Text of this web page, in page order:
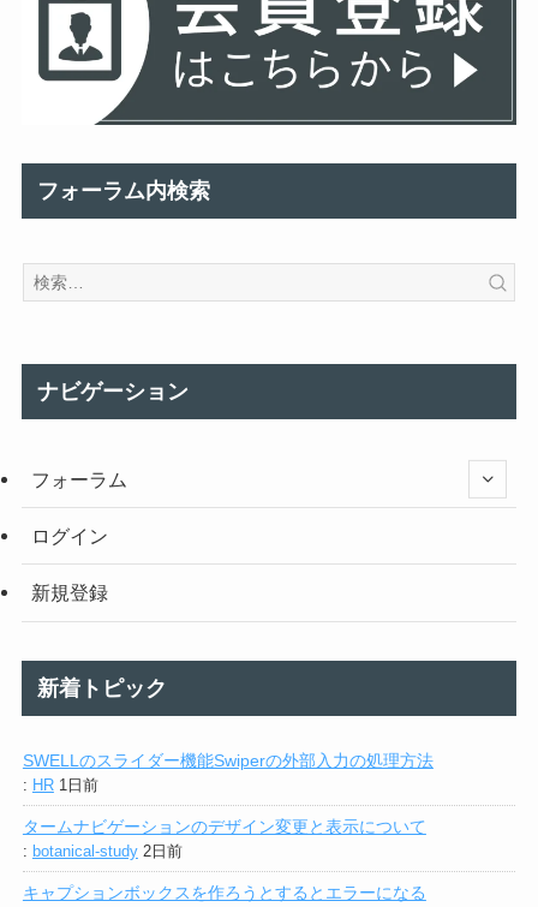
フォーラム内検索
ナビゲーション
フォーラム
ログイン
新規登録
新着トピック
SWELLのスライダー機能Swiperの外部入力の処理方法
: HR 1日前
タームナビゲーションのデザイン変更と表示について
: botanical-study 2日前
キャプションボックスを作ろうとするとエラーになる